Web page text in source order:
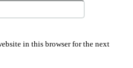
in this browser for the next